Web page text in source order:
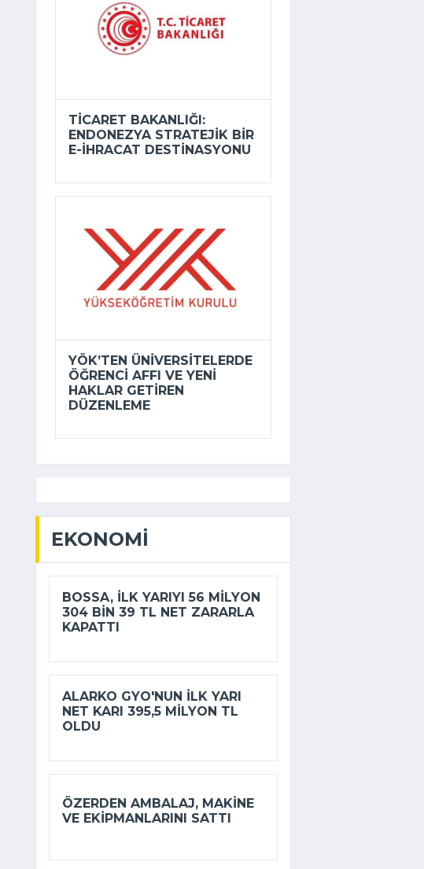
TICARET BAKANLIĞI:
ENDONEZYA STRATEJIK BIR
E-İHRACAT DESTINASYONU
YÖK’TEN ÜNIVERSITELERDE
ÖĞRENCI AFFI VE YENI
HAKLAR GETIREN
DÜZENLEME
EKONOMI
BOSSA, ILK YARIYI 56 MILYON
304 BIN 39 TL NET ZARARLA
KAPATTI
ALARKO GYO'NUN ILK YARI
NET KARI 395,5 MILYON TL
OLDU
ÖZERDEN AMBALAJ, MAKINE
VE EKIPMANLARINI SATTI